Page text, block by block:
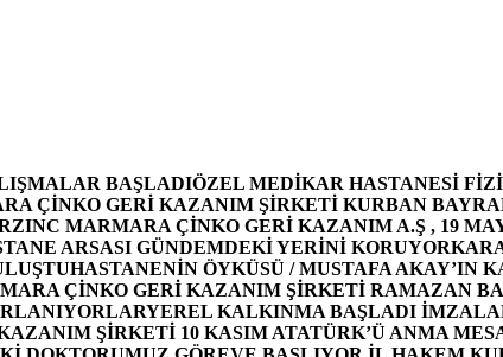
BAŞLADIÖZEL MEDİKAR HASTANESİ
ÇİNKO GERİ KAZANIM ŞİRKETİ KURBAN
MARMARA ÇİNKO GERİ KAZANIM A.Ş , 19
ARSASI GÜNDEMDEKİ YERİNİ KORUYOR
HASTANENİN ÖYKÜSÜ / MUSTAFA AKAY’IN
ÇİNKO GERİ KAZANIM ŞİRKETİ RAMAZAN
YEREL KALKINMA BAŞLADI
ŞİRKETİ 10 KASIM ATATÜRK’Ü ANMA